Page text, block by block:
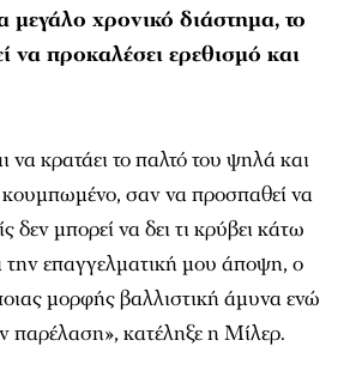
μεγάλο χρονικό διάστημα, το
να προκαλέσει ερεθισμό και
να κρατάει το παλτό του ψηλά και
κουμπωμένο, σαν να προσπαθεί να
δεν μπορεί να δει τι κρύβει κάτω
την επαγγελματική μου άποψη, ο
μορφής βαλλιστική άμυνα ενώ
παρέλαση», κατέληξε η Μίλερ.